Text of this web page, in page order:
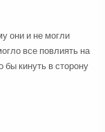
они и не могли
все повлиять на
бы кинуть в сторону